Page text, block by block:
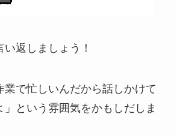
い返しましょう！
業で忙しいんだから話しかけて
」という雰囲気をかもしだしま